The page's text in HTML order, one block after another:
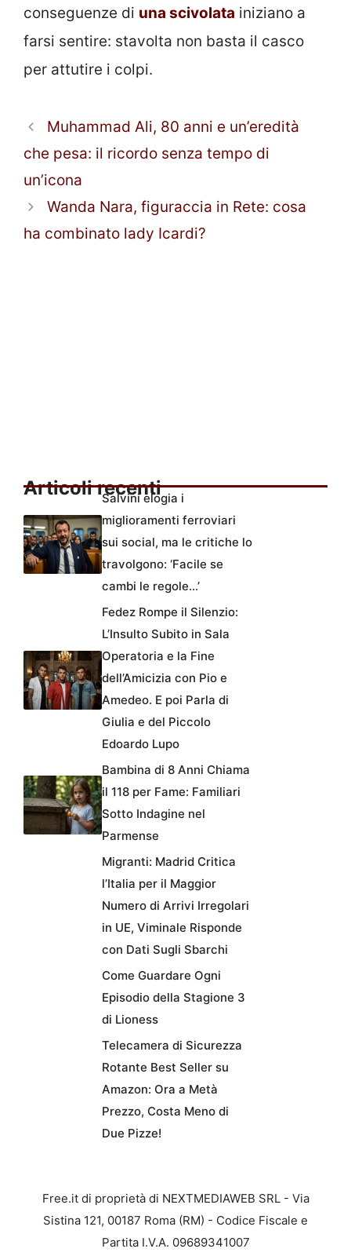
conseguenze di una scivolata iniziano a
farsi sentire: stavolta non basta il casco
per attutire i colpi.
Muhammad Ali, 80 anni e un’eredità
che pesa: il ricordo senza tempo di
un’icona
Wanda Nara, figuraccia in Rete: cosa
ha combinato lady Icardi?
Articoli recenti
Salvini elogia i
miglioramenti ferroviari
sui social, ma le critiche lo
travolgono: ‘Facile se
cambi le regole…’
Fedez Rompe il Silenzio:
L’Insulto Subito in Sala
Operatoria e la Fine
dell’Amicizia con Pio e
Amedeo. E poi Parla di
Giulia e del Piccolo
Edoardo Lupo
Bambina di 8 Anni Chiama
il 118 per Fame: Familiari
Sotto Indagine nel
Parmense
Migranti: Madrid Critica
l’Italia per il Maggior
Numero di Arrivi Irregolari
in UE, Viminale Risponde
con Dati Sugli Sbarchi
Come Guardare Ogni
Episodio della Stagione 3
di Lioness
Telecamera di Sicurezza
Rotante Best Seller su
Amazon: Ora a Metà
Prezzo, Costa Meno di
Due Pizze!
Free.it di proprietà di NEXTMEDIAWEB SRL - Via
Sistina 121, 00187 Roma (RM) - Codice Fiscale e
Partita I.V.A. 09689341007